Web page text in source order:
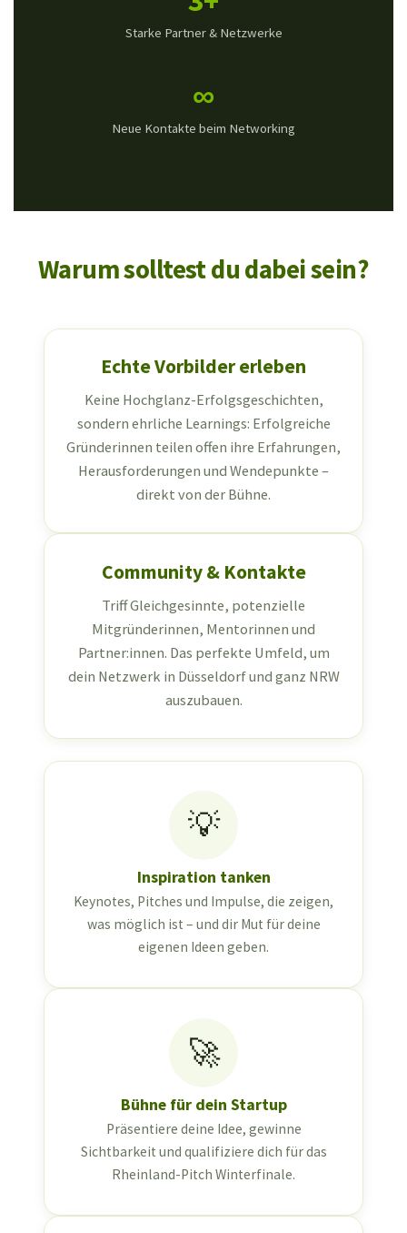
Starke Partner & Netzwerke
∞
Neue Kontakte beim Networking
Warum solltest du dabei sein?
Echte Vorbilder erleben
Keine Hochglanz-Erfolgsgeschichten,
sondern ehrliche Learnings: Erfolgreiche
Gründerinnen teilen offen ihre Erfahrungen,
Herausforderungen und Wendepunkte –
direkt von der Bühne.
Community & Kontakte
Triff Gleichgesinnte, potenzielle
Mitgründerinnen, Mentorinnen und
Partner:innen. Das perfekte Umfeld, um
dein Netzwerk in Düsseldorf und ganz NRW
auszubauen.
💡
Inspiration tanken
Keynotes, Pitches und Impulse, die zeigen,
was möglich ist – und dir Mut für deine
eigenen Ideen geben.
🚀
Bühne für dein Startup
Präsentiere deine Idee, gewinne
Sichtbarkeit und qualifiziere dich für das
Rheinland-Pitch Winterfinale.